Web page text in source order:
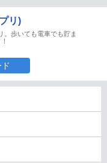
リ)
。歩いても電車でも貯ま